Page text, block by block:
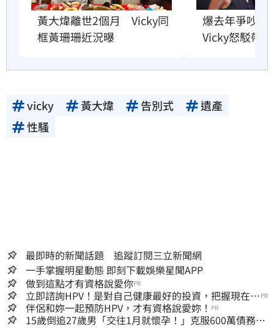
黃大煒離世2個月　Vicky同
框黃珊珊近況曝
爆去年爭吵
Vicky怒駁帶
vicky 黃大煒 告別式
遺產
性騷
最即時的新聞話題 追蹤訂閱三立新聞網
一手掌握明星動態 即刻下載娛樂星聞APP
做到這點才有資格說愛你PR
立即諮詢HPV！是對自己健康最好的投資，把握現在不
嫌晚！
PR
伴侶和妳一起預防HPV，才有資格說愛妳！ PR
15歲倒追27歲男「交往1月就懷孕！」克服600萬債務